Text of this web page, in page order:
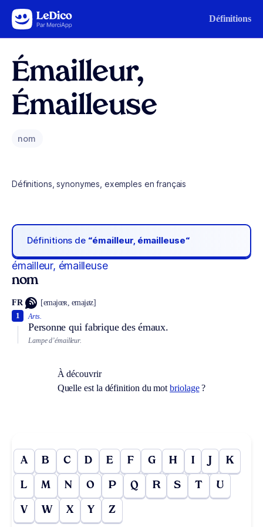
Aller au contenu Définitions
Émailleur,
Émailleuse
nom
Définitions, synonymes, exemples en français
Définitions de “émailleur, émailleuse“
émailleur, émailleuse
nom
FR [emajœʀ, emajøz]
Arts.
Personne qui fabrique des émaux.
1
Lampe d’émailleur.
À découvrir
Quelle est la définition du motbriolage?
A B C D E F G H I J K
L M N O P Q R S T U
V W X Y Z